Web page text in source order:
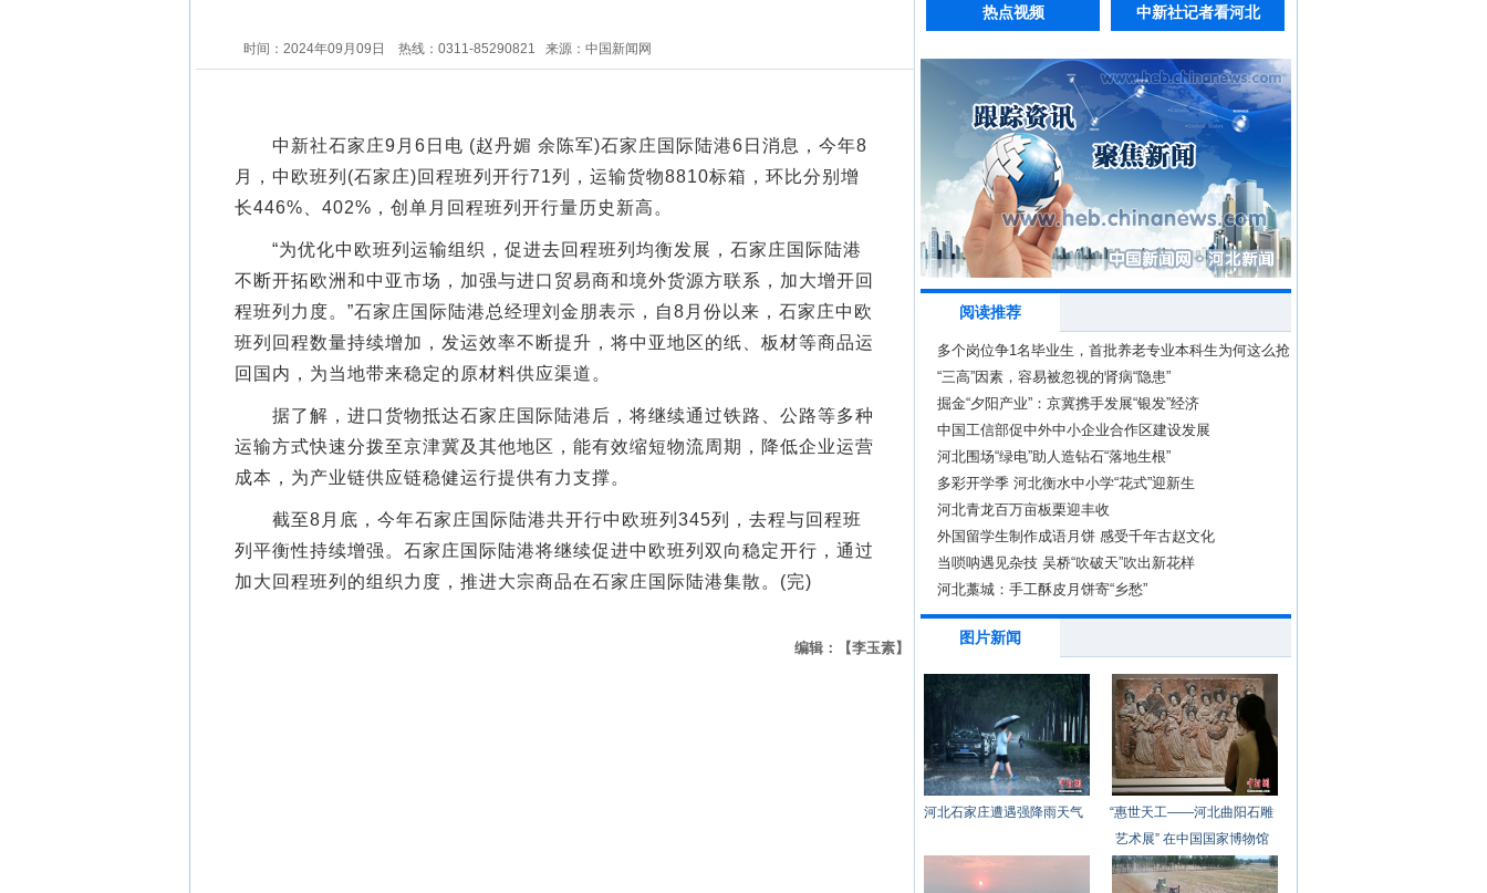
时间：2024年09月09日 热线：0311-85290821 来源：中国新闻网
中新社石家庄9月6日电 (赵丹媚 余陈军)石家庄国际陆港6日消息，今年8
月，中欧班列(石家庄)回程班列开行71列，运输货物8810标箱，环比分别增
长446%、402%，创单月回程班列开行量历史新高。
“为优化中欧班列运输组织，促进去回程班列均衡发展，石家庄国际陆港
不断开拓欧洲和中亚市场，加强与进口贸易商和境外货源方联系，加大增开回
程班列力度。”石家庄国际陆港总经理刘金朋表示，自8月份以来，石家庄中欧
班列回程数量持续增加，发运效率不断提升，将中亚地区的纸、板材等商品运
回国内，为当地带来稳定的原材料供应渠道。
据了解，进口货物抵达石家庄国际陆港后，将继续通过铁路、公路等多种
运输方式快速分拨至京津冀及其他地区，能有效缩短物流周期，降低企业运营
成本，为产业链供应链稳健运行提供有力支撑。
截至8月底，今年石家庄国际陆港共开行中欧班列345列，去程与回程班
列平衡性持续增强。石家庄国际陆港将继续促进中欧班列双向稳定开行，通过
加大回程班列的组织力度，推进大宗商品在石家庄国际陆港集散。(完)
编辑：【李玉素】
热点视频 中新社记者看河北
阅读推荐
多个岗位争1名毕业生，首批养老专业本科生为何这么抢
手？
“三高”因素，容易被忽视的肾病“隐患”
掘金“夕阳产业”：京冀携手发展“银发”经济
中国工信部促中外中小企业合作区建设发展
河北围场“绿电”助人造钻石“落地生根”
多彩开学季 河北衡水中小学“花式”迎新生
河北青龙百万亩板栗迎丰收
外国留学生制作成语月饼 感受千年古赵文化
当唢呐遇见杂技 吴桥“吹破天”吹出新花样
河北藁城：手工酥皮月饼寄“乡愁”
图片新闻
河北石家庄遭遇强降雨天气
“惠世天工——河北曲阳石雕
艺术展” 在中国国家博物馆
开幕